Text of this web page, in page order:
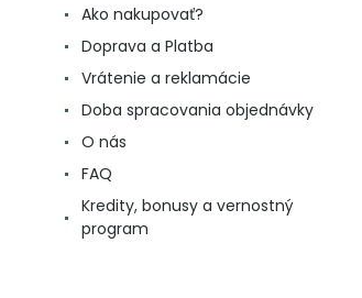
Ako nakupovať?
Doprava a Platba
Vrátenie a reklamácie
Doba spracovania objednávky
O nás
FAQ
Kredity, bonusy a vernostný
program